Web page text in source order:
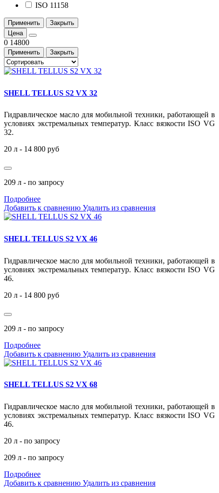
ISO 11158
Применить
Закрыть
Цена
0 14800
Применить Закрыть
SHELL TELLUS S2 VX 32
Гидравлическое масло для мобильной техники, работающей в
условиях экстремальных температур. Класс вязкости ISO VG
32.
20 л - 14 800 руб
209 л - по запросу
Подробнее
Добавить к сравнению Удалить из сравнения
SHELL TELLUS S2 VX 46
Гидравлическое масло для мобильной техники, работающей в
условиях экстремальных температур. Класс вязкости ISO VG
46.
20 л - 14 800 руб
209 л - по запросу
Подробнее
Добавить к сравнению Удалить из сравнения
SHELL TELLUS S2 VX 68
Гидравлическое масло для мобильной техники, работающей в
условиях экстремальных температур. Класс вязкости ISO VG
46.
20 л - по запросу
209 л - по запросу
Подробнее
Добавить к сравнению Удалить из сравнения